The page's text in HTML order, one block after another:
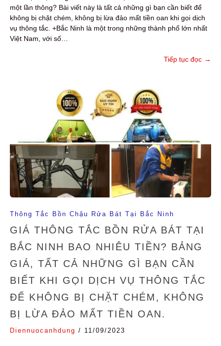
một lần thông? Bài viết này là tất cả những gì bạn cần biết để
không bị chặt chém, không bị lừa đảo mất tiền oan khi gọi dịch
vụ thông tắc. +Bắc Ninh là một trong những thành phố lớn nhất
Việt Nam, với số…
Tiếp tục đọc →
Thông Tắc Bồn Chậu Rửa Bát Tại Bắc Ninh
GIÁ THÔNG TẮC BỒN RỬA BÁT TẠI
BẮC NINH BAO NHIÊU TIỀN? BẢNG
GIÁ, TẤT CẢ NHỮNG GÌ BẠN CẦN
BIẾT KHI GỌI DỊCH VỤ THÔNG TẮC
ĐỂ KHÔNG BỊ CHẶT CHÉM, KHÔNG
BỊ LỪA ĐẢO MẤT TIỀN OAN.
Diennuocanhdung / 11/09/2023